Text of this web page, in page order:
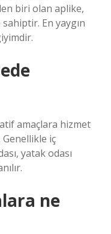
biri olan aplike,
En yaygın
amaçlara hizmet
iç
yatak odası
ne